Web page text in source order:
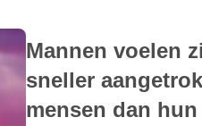
Mannen voelen
sneller
mensen dan